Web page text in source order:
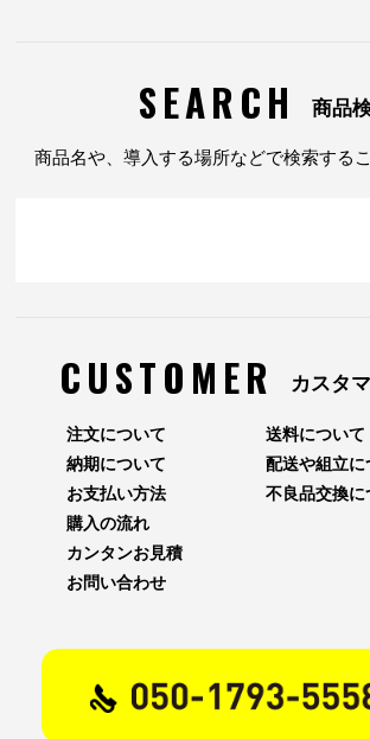
SEARCH 商品
商品名や、導入する場所などで検索する
CUSTOMER カスタ
注文について
納期について
お支払い方法
送料について
配送や組立に
不良品交換に
購入の流れ
カンタンお見積
お問い合わせ